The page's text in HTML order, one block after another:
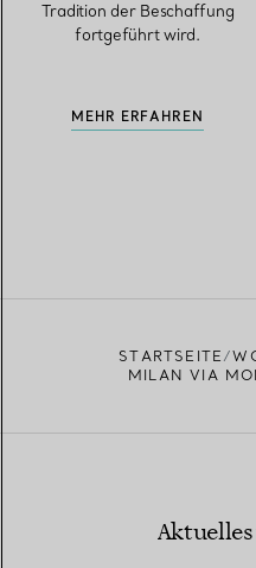
Tradition der Beschaffung
fortgeführt wird.
MEHR ERFAHREN
STARTSEITE
MILAN VIA